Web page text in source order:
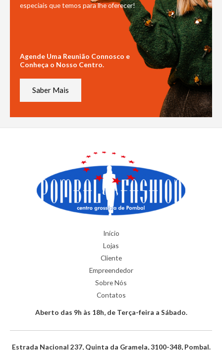
especiais que temos para lhe oferecer!
Agende Uma Reunião Connosco e
Conheça o Nosso Centro.
Saber Mais
Início
Lojas
Cliente
Empreendedor
Sobre Nós
Contatos
Aberto das 9h às 18h, de Terça-feira a Sábado.
Estrada Nacional 237, Quinta da Gramela, 3100-348, Pombal.